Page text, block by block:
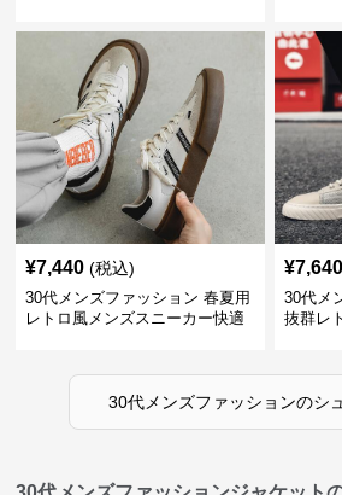
¥7,440 (税込)
30代メンズファッション 春夏用
レトロ風メンズスニーカー快適
¥7,640
30代メ
抜群レ
30代メンズファッションのシ